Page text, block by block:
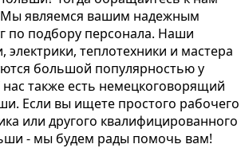
Мы являемся вашим надежным
по подбору персонала. Наши
электрики, теплотехники и мастера
большой популярностью у
также есть немецкоговорящий
Если вы ищете простого рабочего
или другого квалифицированного
- мы будем рады помочь вам!